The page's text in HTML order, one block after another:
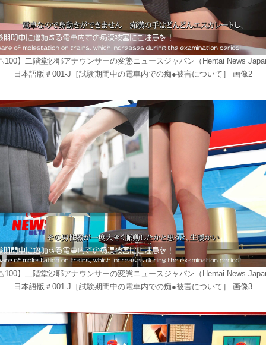
】二階堂沙耶アナウンサーの変態ニュースジャパン（Hentai News
日本語版＃001-J［試験期間中の電車内での痴●被害について］ 画像2
】二階堂沙耶アナウンサーの変態ニュースジャパン（Hentai News
日本語版＃001-J［試験期間中の電車内での痴●被害について］ 画像3